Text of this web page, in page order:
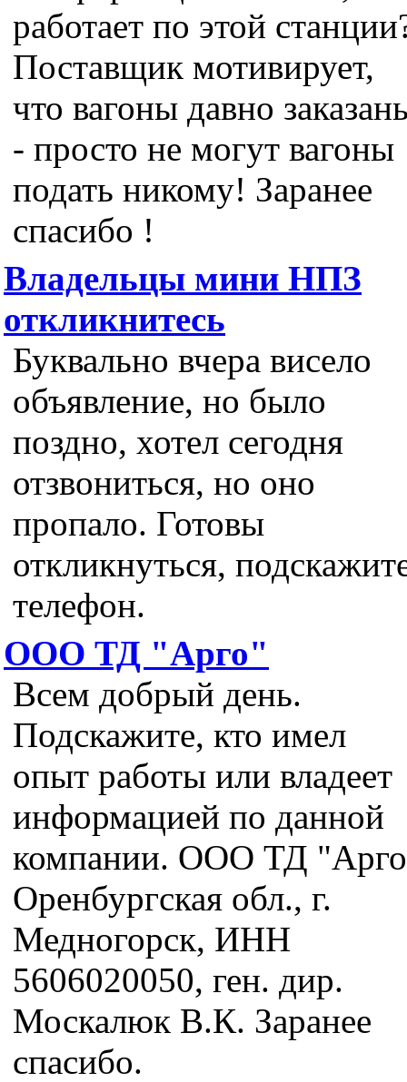
работает по этой
Поставщик мотивирует,
что вагоны давно
- просто не могут вагоны
подать никому! Заранее
спасибо !
Владельцы мини НПЗ
откликнитесь
Буквально вчера висело
объявление, но было
поздно, хотел сегодня
отзвониться, но оно
пропало. Готовы
откликнуться,
телефон.
ООО ТД "Арго"
Всем добрый день.
Подскажите, кто имел
опыт работы или владеет
информацией по данной
компании. ООО ТД
Оренбургская обл., г.
Медногорск, ИНН
5606020050, ген. дир.
Москалюк В.К. Заранее
спасибо.